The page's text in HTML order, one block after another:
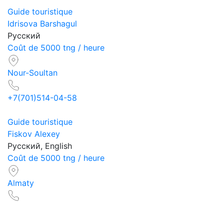
Guide touristique
Idrisova Barshagul
Русский
Coût de 5000 tng / heure
Nour-Soultan
+7(701)514-04-58
Guide touristique
Fiskov Alexey
Русский, English
Coût de 5000 tng / heure
Almaty